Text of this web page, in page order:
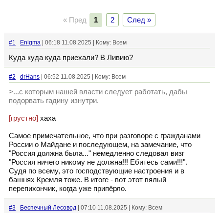
« Пред 1 2 След »
#1 Enigma | 06:18 11.08.2025 | Кому: Всем
Куда куда куда приехали? В Ливию?
#2 drHans | 06:52 11.08.2025 | Кому: Всем
>...с которым нашей власти следует работать, дабы
подорвать гадину изнутри.
[грустно] хаха
Самое примечательное, что при разговоре с гражданами
России о Майдане и последующем, на замечание, что
"Россия должна была..." немедленно следовал визг
"Россия ничего никому не должна!!! Ебитесь сами!!!".
Судя по всему, это господствующие настроения и в
башнях Кремля тоже. В итоге - вот этот вялый
перепихончик, когда уже припёрло.
#3 Беспечный Лесовод | 07:10 11.08.2025 | Кому: Всем